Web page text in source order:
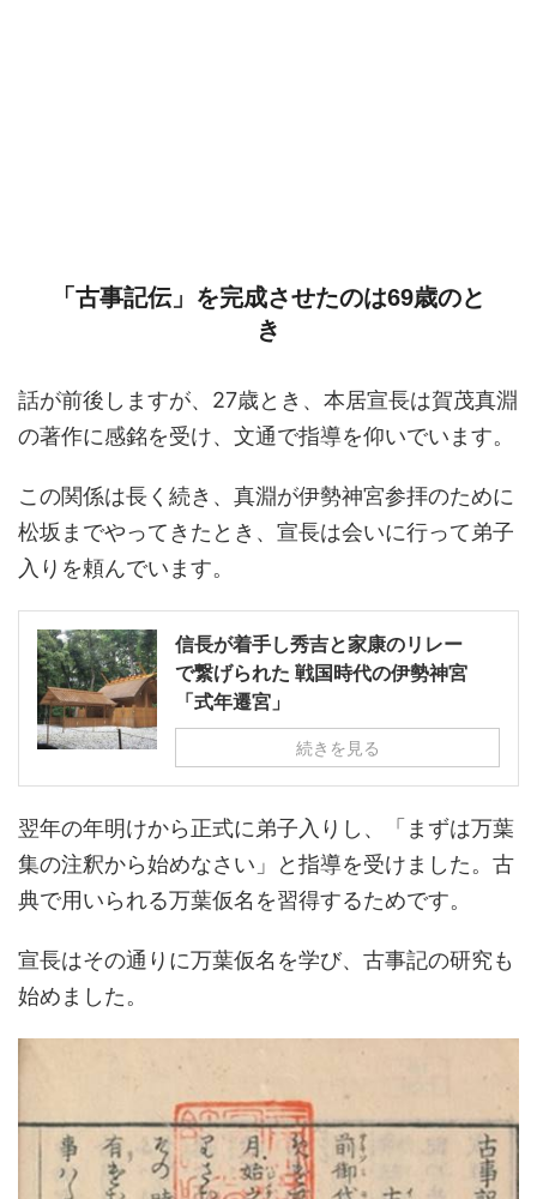
「古事記伝」を完成させたのは69歳のと
き
話が前後しますが、27歳とき、本居宣長は賀茂真淵
の著作に感銘を受け、文通で指導を仰いでいます。
この関係は長く続き、真淵が伊勢神宮参拝のために
松坂までやってきたとき、宣長は会いに行って弟子
入りを頼んでいます。
信長が着手し秀吉と家康のリレー
で繋げられた 戦国時代の伊勢神宮
「式年遷宮」
続きを見る
翌年の年明けから正式に弟子入りし、「まずは万葉
集の注釈から始めなさい」と指導を受けました。古
典で用いられる万葉仮名を習得するためです。
宣長はその通りに万葉仮名を学び、古事記の研究も
始めました。